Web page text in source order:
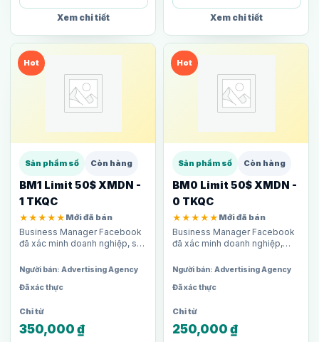
Xem chi tiết Xem chi tiết
Hot
Sản phẩm số Còn hàng
BM1 Limit 50$ XMDN -
1 TKQC
★★★★★ Mới đã bán
Business Manager Facebook
đã xác minh doanh nghiệp, sở
hạn chi tiêu 50$/ngày. Phù hợp
cho người mới bắt…
Người bán: Advertising Agency
Đã xác thực
350,000 ₫
Hot
Sản phẩm số Còn hàng
BM0 Limit 50$ XMDN -
0 TKQC
★★★★★ Mới đã bán
Business Manager Facebook
đã xác minh doanh nghiệp,
giới hạn chi tiêu 50$/ngày. Phù
hợp cho người muốn BM uy…
Người bán: Advertising Agency
Đã xác thực
250,000 ₫